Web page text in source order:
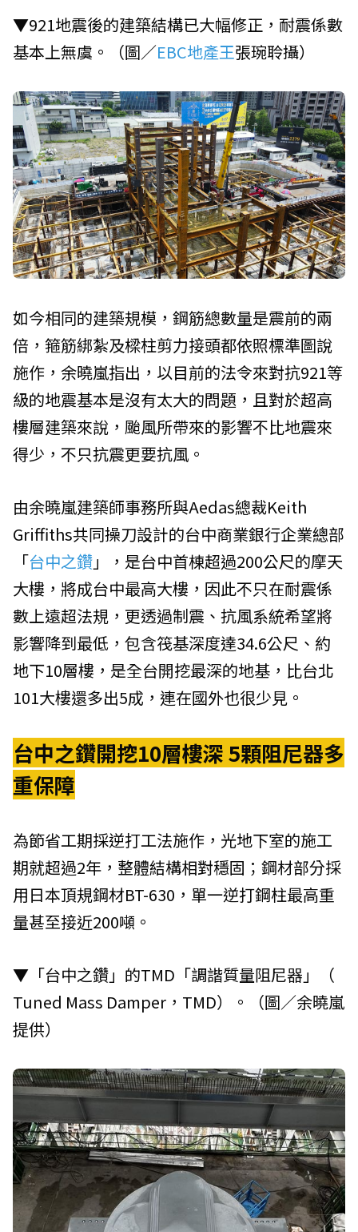
▼921地震後的建築結構已大幅修正，耐震係數
基本上無虞。（圖／EBC地產王張琬聆攝）
如今相同的建築規模，鋼筋總數量是震前的兩
倍，箍筋綁紮及樑柱剪力接頭都依照標準圖說
施作，余曉嵐指出，以目前的法令來對抗921等
級的地震基本是沒有太大的問題，且對於超高
樓層建築來說，颱風所帶來的影響不比地震來
得少，不只抗震更要抗風。
由余曉嵐建築師事務所與Aedas總裁Keith
Griffiths共同操刀設計的台中商業銀行企業總部
「台中之鑽」，是台中首棟超過200公尺的摩天
大樓，將成台中最高大樓，因此不只在耐震係
數上遠超法規，更透過制震、抗風系統希望將
影響降到最低，包含筏基深度達34.6公尺、約
地下10層樓，是全台開挖最深的地基，比台北
101大樓還多出5成，連在國外也很少見。
台中之鑽開挖10層樓深 5顆阻尼器多
重保障
為節省工期採逆打工法施作，光地下室的施工
期就超過2年，整體結構相對穩固；鋼材部分採
用日本頂規鋼材BT-630，單一逆打鋼柱最高重
量甚至接近200噸。
▼「台中之鑽」的TMD「調諧質量阻尼器」（
Tuned Mass Damper，TMD）。（圖／余曉嵐
提供）